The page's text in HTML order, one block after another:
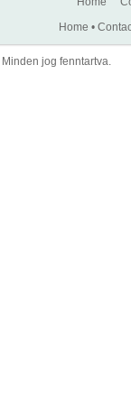
Home •
jog fenntartva.